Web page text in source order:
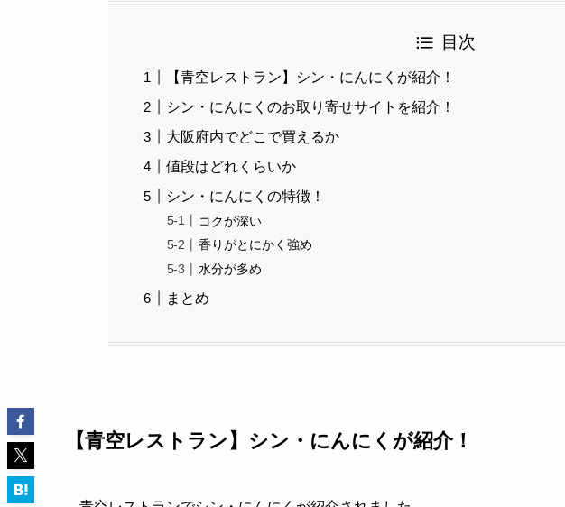
目次
【青空レストラン】シン・にんにくが紹介！
シン・にんにくのお取り寄せサイトを紹介！
大阪府内でどこで買えるか
値段はどれくらいか
シン・にんにくの特徴！
コクが深い
香りがとにかく強め
水分が多め
まとめ
【青空レストラン】シン・にんにくが紹介！